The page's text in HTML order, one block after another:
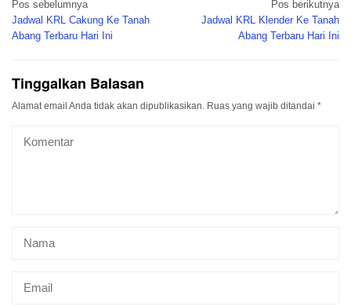
Navigasi
pos
Pos sebelumnya
Jadwal KRL Cakung Ke Tanah
Abang Terbaru Hari Ini
Pos berikutnya
Jadwal KRL Klender Ke Tanah
Abang Terbaru Hari Ini
Tinggalkan Balasan
Alamat email Anda tidak akan dipublikasikan. Ruas yang wajib ditandai *